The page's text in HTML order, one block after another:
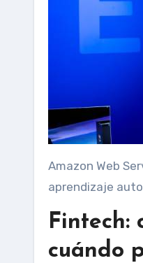
Amazon Web
aprendizaje
Fintech:
cuándo